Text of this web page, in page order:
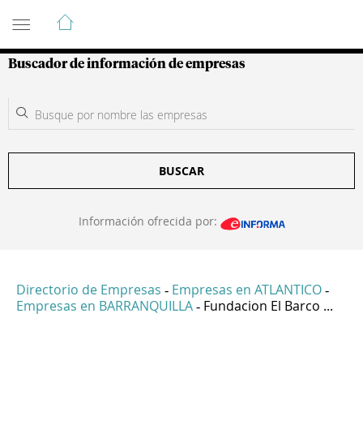
Guía de Empresas Colombianas
Buscador de información de empresas
BUSCAR
Información ofrecida por:
Directorio de Empresas - Empresas en ATLANTICO -
Empresas en BARRANQUILLA - Fundacion El Barco ...